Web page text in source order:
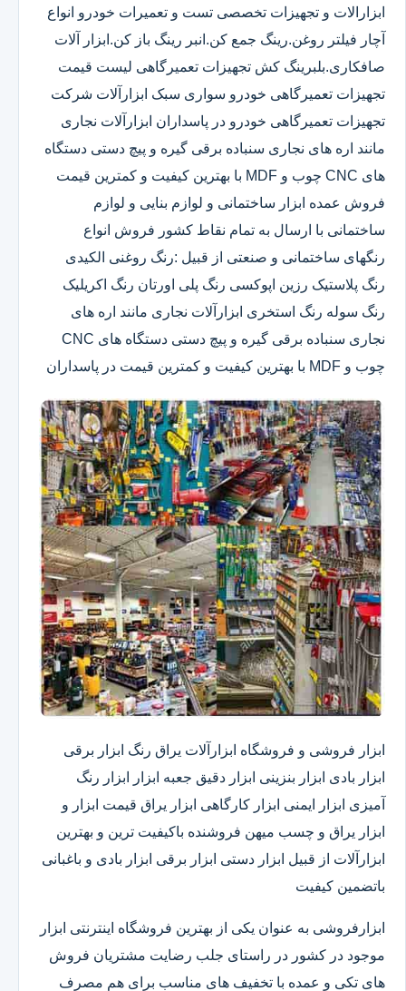
ابزارالات و تجهیزات تخصصی تست و تعمیرات خودرو انواع
آچار فیلتر روغن.رینگ جمع کن.انبر رینگ باز کن.ابزار آلات
صافکاری.بلبرینگ کش تجهیزات تعمیرگاهی لیست قیمت
تجهیزات تعمیرگاهی خودرو سواری سبک ابزارآلات شرکت
تجهیزات تعمیرگاهی خودرو در پاسداران ابزارآلات نجاری
مانند اره های نجاری سنباده برقی گیره و پیچ دستی دستگاه
های CNC چوب و MDF با بهترین کیفیت و کمترین قیمت
فروش عمده ابزار ساختمانی و لوازم بنایی و لوازم
ساختمانی با ارسال به تمام نقاط کشور فروش انواع
رنگهای ساختمانی و صنعتی از قبیل :رنگ روغنی الکیدی
رنگ پلاستیک رزین اپوکسی رنگ پلی اورتان رنگ اکریلیک
رنگ سوله رنگ استخری ابزارآلات نجاری مانند اره های
نجاری سنباده برقی گیره و پیچ دستی دستگاه های CNC
چوب و MDF با بهترین کیفیت و کمترین قیمت در پاسداران
ابزار فروشی و فروشگاه ابزارآلات یراق رنگ ابزار برقی
ابزار بادی ابزار بنزینی ابزار دقیق​ جعبه ابزار ابزار رنگ
آمیزی ابزار ایمنی ابزار کارگاهی ابزار یراق قیمت ابزار و
ابزار یراق و چسب میهن فروشنده باکیفیت ترین و بهترین
ابزارآلات از قبیل ابزار دستی ابزار برقی ابزار بادی و باغبانی
باتضمین کیفیت
ابزارفروشی به عنوان یکی از بهترین فروشگاه اینترنتی ابزار
موجود در کشور در راستای جلب رضایت مشتریان فروش
های تکی و عمده با تخفیف های مناسب برای هم مصرف